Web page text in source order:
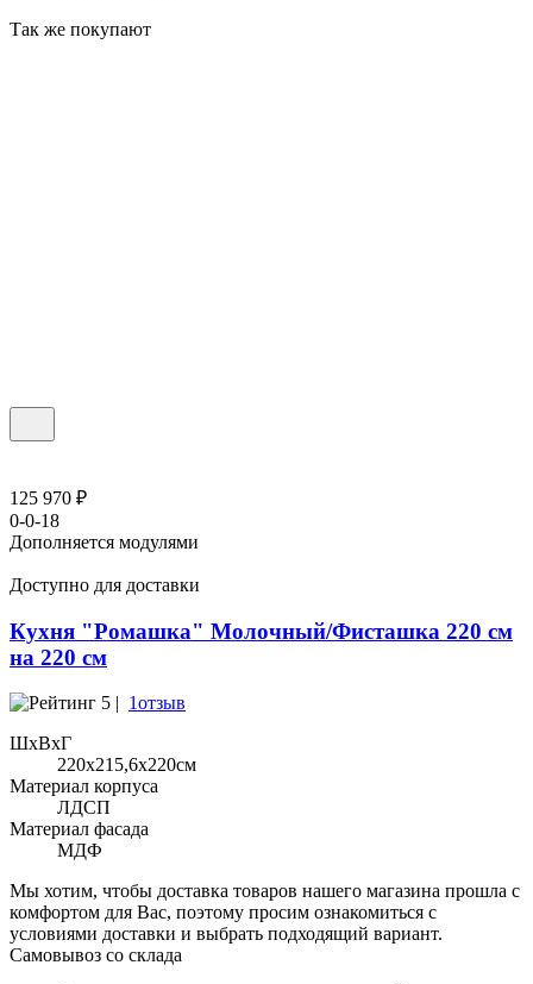
Так же покупают
125 970 ₽
0-0-18
Дополняется модулями
Доступно для доставки
Кухня "Ромашка" Молочный/Фисташка 220 см
на 220 см
5 | 1отзыв
ШхВхГ
220x215,6х220см
Материал корпуса
ЛДСП
Материал фасада
МДФ
Мы хотим, чтобы доставка товаров нашего магазина прошла с
комфортом для Вас, поэтому просим ознакомиться с
условиями доставки и выбрать подходящий вариант.
Самовывоз со склада